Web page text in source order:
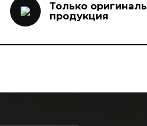
Только
продукция